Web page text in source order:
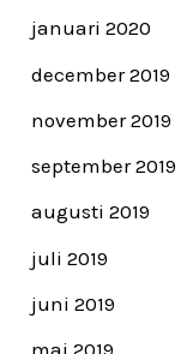
januari 2020
december 2019
november 2019
september 2019
augusti 2019
juli 2019
juni 2019